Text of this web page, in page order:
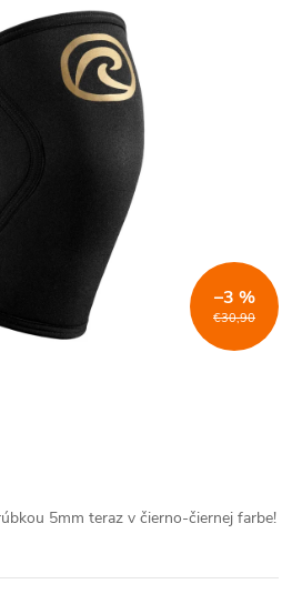
€30,90
–3 %
5mm teraz v čierno-čiernej farbe!